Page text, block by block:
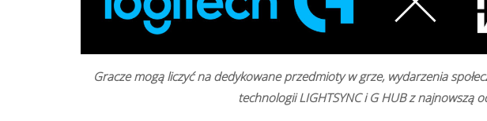
Gracze mogą liczyć na dedykowane przedmioty w grze, wydarzenia
technologii LIGHTSYNC i G HUB z najnowszą